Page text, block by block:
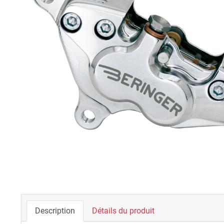
Description Détails du produit